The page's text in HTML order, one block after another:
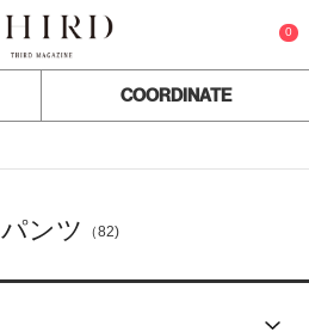
0
COORDINATE
パンツ （82)